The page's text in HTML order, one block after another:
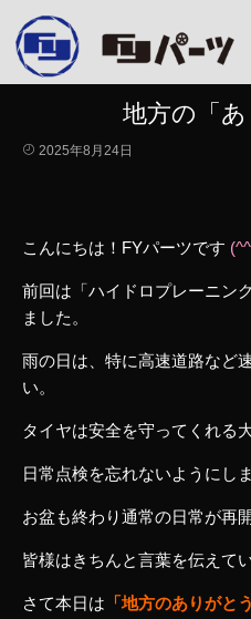
地方の「あ
2025年8月24日
こんにちは！FYパーツです
前回は「ハイドロプレーニン
ました。
雨の日は、特に高速道路など
い。
タイヤは安全を守ってくれる
日常点検を忘れないようにし
お盆も終わり通常の日常が再
皆様はきちんと言葉を伝えて
さて本日は 「地方のありがとう